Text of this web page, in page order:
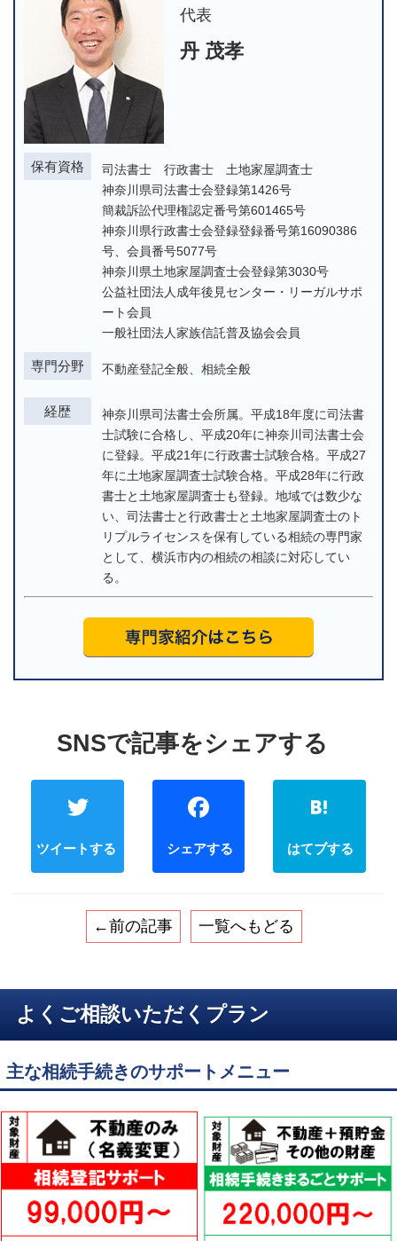
代表
丹 茂孝
保有資格
司法書士 行政書士 土地家屋調査士
神奈川県司法書士会登録第1426号
簡裁訴訟代理権認定番号第601465号
神奈川県行政書士会登録登録番号第16090386
号、会員番号5077号
神奈川県土地家屋調査士会登録第3030号
公益社団法人成年後見センター・リーガルサポ
ート会員
一般社団法人家族信託普及協会会員
専門分野 不動産登記全般、相続全般
経歴
神奈川県司法書士会所属。平成18年度に司法書
士試験に合格し、平成20年に神奈川司法書士会
に登録。平成21年に行政書士試験合格。平成27
年に土地家屋調査士試験合格。平成28年に行政
書士と土地家屋調査士も登録。地域では数少な
い、司法書士と行政書士と土地家屋調査士のト
リプルライセンスを保有している相続の専門家
として、横浜市内の相続の相談に対応してい
る。
Twitter
←前の記事 一覧へもどる
よくご相談いただくプラン
主な相続手続きのサポートメニュー